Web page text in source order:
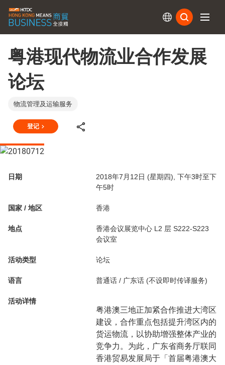
粤港现代物流业合作发展
论坛
物流管理及运输服务
登记
日期
2018年7月12日 (星期四), 下午3时至下
午5时
国家 / 地区 香港
地点
香港会议展览中心 L2 层 S222-S223
会议室
活动类型 论坛
语言 普通话 / 广东话 (不设即时传译服务)
活动详情
粤港澳三地正加紧合作推进大湾区
建设，合作重点包括提升湾区内的
货运物流，以协助增强整体产业的
竞争力。为此，广东省商务厅联同
香港贸易发展局于「首届粤港澳大